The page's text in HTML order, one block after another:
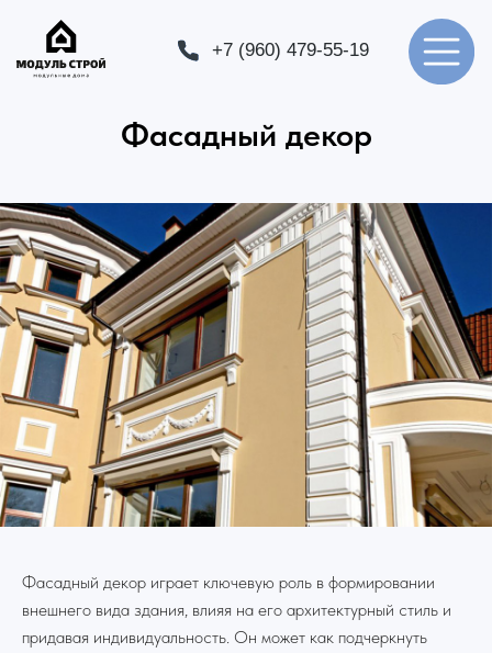
Фасадный декор
Фасадный декор играет ключевую роль в формировании
внешнего вида здания, влияя на его архитектурный стиль и
придавая индивидуальность. Он может как подчеркнуть